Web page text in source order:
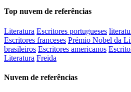
Top nuvem de referências
Literatura Escritores portugueses
Escritores franceses Prémio Nobel da
brasileiros Escritores americanos
Literatura Freida
Nuvem de referências